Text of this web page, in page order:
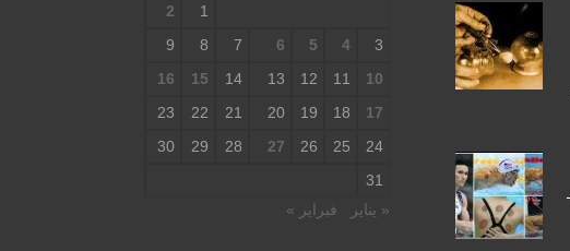
1
2
3
4
5
6
7
8
9
10
11
12
13
14
15
16
17
18
19
20
21
22
23
24
25
26
27
28
29
30
31
« يناير
فبراير »